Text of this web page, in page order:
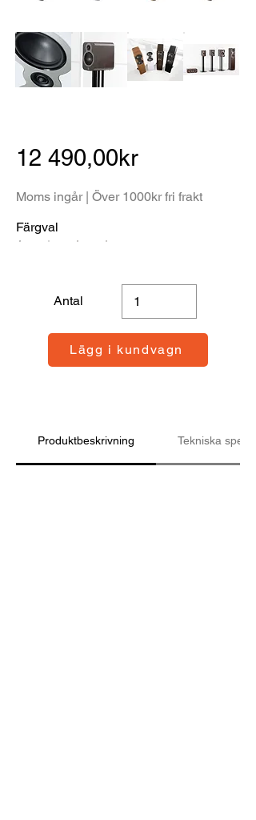
12 490,00kr
Moms ingår | Över 1000kr fri frakt
Färgval
Antal
Lägg i kundvagn
Produktbeskrivning Tekniska